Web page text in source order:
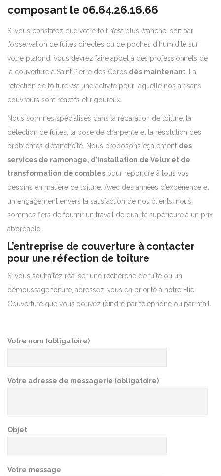
composant le 06.64.26.16.66
Si vous constatez que votre toit n’est plus étanche, soit par
l’observation de fuites directes ou de poches d’humidité sur
votre plafond, vous devrez faire appel à des professionnels de
la couverture à Saint Pierre des Corps dès maintenant . La
réfection de toiture est une activité pour laquelle nos artisans
couvreurs sont réactifs et rigoureux.
Nous sommes spécialisés dans la réparation de toiture, la
détection de fuites, la pose de charpente et la résolution des
problèmes d’étanchéité. Nous proposons également des
services de ramonage, d’installation de Velux et de
transformation de combles pour répondre à tous vos
besoins en matière de toiture. Avec des années d’expérience et
un engagement envers la satisfaction de nos clients, nous
sommes fiers de fournir un travail de qualité supérieure à un prix
abordable.
L’entreprise de couverture à contacter
pour une réfection de toiture
Si vous souhaitez réaliser une recherche de fuite ou un
démoussage toiture, adressez-vous en priorité à notre Elie
Couverture que vous pouvez joindre par téléphone ou par mail.
Votre nom (obligatoire)
Votre adresse de messagerie (obligatoire)
Objet
Votre message